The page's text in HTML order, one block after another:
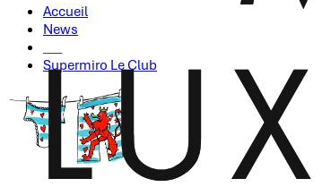
Accueil
News
Supermiro Le Club